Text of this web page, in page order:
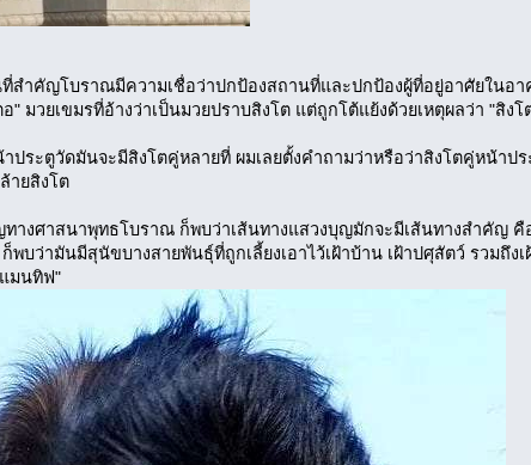
ำคัญโบราณมีความเชื่อว่าปกป้องสถานที่และปกป้องผู้ที่อยู่อาศัยในอา
" มวยเขมรที่อ้างว่าเป็นมวยปราบสิงโต แต่ถูกโต้แย้งด้วยเหตุผลว่า "สิ
ระตูวัดมันจะมีสิงโตคู่หลายที่ ผมเลยตั้งคำถามว่าหรือว่าสิงโตคู่หน้าป
ายสิงโต
างศาสนาพุทธโบราณ ก็พบว่าเส้นทางแสวงบุญมักจะมีเส้นทางสำคัญ
บว่ามันมีสุนัขบางสายพันธุ์ที่ถูกเลี้ยงเอาไว้เฝ้าบ้าน เฝ้าปศุสัตว์ รวมถึ
มนทิฟ"